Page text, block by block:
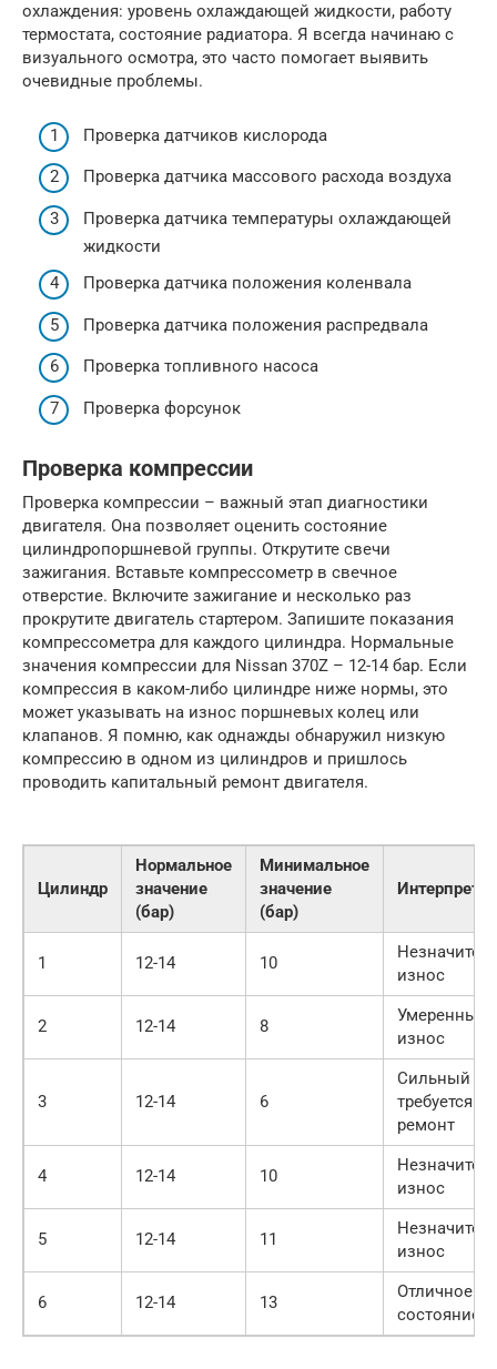
охлаждения: уровень охлаждающей жидкости, работу
термостата, состояние радиатора. Я всегда начинаю с
визуального осмотра, это часто помогает выявить
очевидные проблемы.
Проверка датчиков кислорода
Проверка датчика массового расхода воздуха
Проверка датчика температуры охлаждающей
жидкости
Проверка датчика положения коленвала
Проверка датчика положения распредвала
Проверка топливного насоса
Проверка форсунок
Проверка компрессии
Проверка компрессии – важный этап диагностики
двигателя. Она позволяет оценить состояние
цилиндропоршневой группы. Открутите свечи
зажигания. Вставьте компрессометр в свечное
отверстие. Включите зажигание и несколько раз
прокрутите двигатель стартером. Запишите показания
компрессометра для каждого цилиндра. Нормальные
значения компрессии для Nissan 370Z – 12-14 бар. Если
компрессия в каком-либо цилиндре ниже нормы, это
может указывать на износ поршневых колец или
клапанов. Я помню, как однажды обнаружил низкую
компрессию в одном из цилиндров и пришлось
проводить капитальный ремонт двигателя.
Цилиндр
Нормальное
значение
(бар)
Минимальное
значение
(бар)
1 12-14 10
износ
2 12-14 8
Умеренный
износ
3 12-14 6
Сильный
требуется
ремонт
4 12-14 10
износ
5 12-14 11
износ
6 12-14 13
Отличное
состояние